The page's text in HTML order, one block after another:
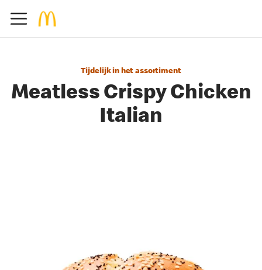
Tijdelijk in het assortiment
Meatless Crispy Chicken
Italian